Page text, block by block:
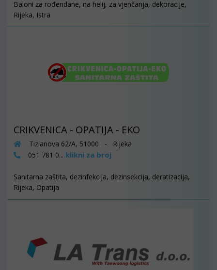
Baloni za rođendane, na helij, za vjenčanja, dekoracije,
Rijeka, Istra
CRIKVENICA - OPATIJA - EKO
Tizianova 62/A, 51000 - Rijeka
051 781 0... klikni za broj
Sanitarna zaštita, dezinfekcija, dezinsekcija, deratizacija,
Rijeka, Opatija